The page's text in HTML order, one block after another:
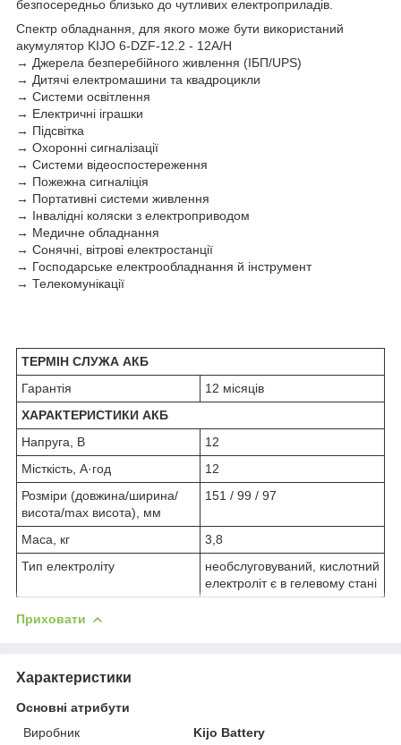
безпосередньо близько до чутливих електроприладів.
Спектр обладнання, для якого може бути використаний
акумулятор KIJO 6-DZF-12.2 - 12A/H
→ Джерела безперебійного живлення (ІБП/UPS)
→ Дитячі електромашини та квадроцикли
→ Системи освітлення
→ Електричні іграшки
→ Підсвітка
→ Охоронні сигналізації
→ Системи відеоспостереження
→ Пожежна сигналіція
→ Портативні системи живлення
→ Інвалідні коляски з електроприводом
→ Медичне обладнання
→ Сонячні, вітрові електростанції
→ Господарське електрообладнання й інструмент
→ Телекомунікації
ТЕРМІН СЛУЖА АКБ
Гарантія
12 місяців
ХАРАКТЕРИСТИКИ АКБ
Напруга, В
12
Місткість, А·год
12
Розміри (довжина/ширина/
висота/max висота), мм
151 / 99 / 97
Маса, кг
3,8
Тип електроліту
необслуговуваний, кислотний
електроліт є в гелевому стані
Приховати
Характеристики
Основні атрибути
Виробник
Kijo Battery